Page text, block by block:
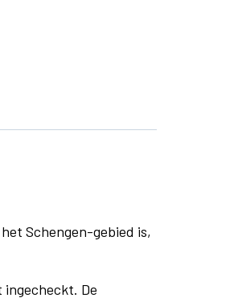
Schengen-gebied is,
ingecheckt. De